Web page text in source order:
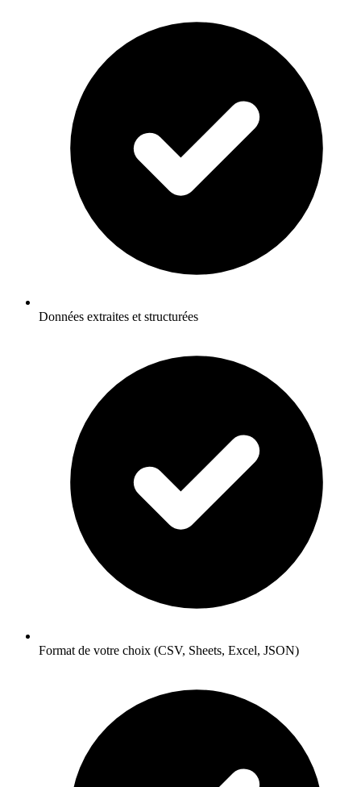
Données extraites et structurées
Format de votre choix (CSV, Sheets, Excel, JSON)